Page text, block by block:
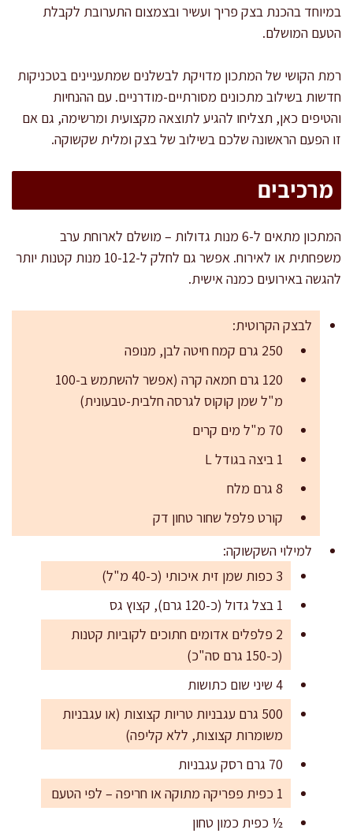
במיוחד בהכנת בצק פריך ועשיר ובצמצום התערובת לקבלת
הטעם המושלם.
רמת הקושי של המתכון מדויקת לבשלנים שמתעניינים בטכניקות
חדשות בשילוב מתכונים מסורתיים-מודרניים. עם ההנחיות
והטיפים כאן, תצליחו להגיע לתוצאה מקצועית ומרשימה, גם אם
זו הפעם הראשונה שלכם בשילוב של בצק ומלית שקשוקה.
מרכיבים
המתכון מתאים ל-6 מנות גדולות – מושלם לארוחת ערב
משפחתית או לאירוח. אפשר גם לחלק ל-10-12 מנות קטנות יותר
להגשה באירועים כמנה אישית.
לבצק הקרוטית:
250 גרם קמח חיטה לבן, מנופה
120 גרם חמאה קרה (אפשר להשתמש ב-100
מ"ל שמן קוקוס לגרסה חלבית-טבעונית)
70 מ"ל מים קרים
1 ביצה בגודל L
8 גרם מלח
קורט פלפל שחור טחון דק
למילוי השקשוקה:
3 כפות שמן זית איכותי (כ-40 מ"ל)
1 בצל גדול (כ-120 גרם), קצוץ גס
2 פלפלים אדומים חתוכים לקוביות קטנות
(כ-150 גרם סה"כ)
4 שיני שום כתושות
500 גרם עגבניות טריות קצוצות (או עגבניות
משומרות קצוצות, ללא קליפה)
70 גרם רסק עגבניות
1 כפית פפריקה מתוקה או חריפה – לפי הטעם
½ כפית כמון טחון